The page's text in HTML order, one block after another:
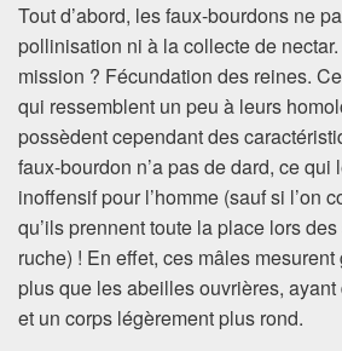
Tout d’abord, les faux-bourdons ne
pollinisation ni à la collecte de
mission ? Fécundation des reines.
qui ressemblent un peu à leurs
possèdent cependant des
faux-bourdon n’a pas de dard, ce qui
inoffensif pour l’homme (sauf si l’on
qu’ils prennent toute la place lors
ruche) ! En effet, ces mâles
plus que les abeilles ouvrières,
et un corps légèrement plus rond.